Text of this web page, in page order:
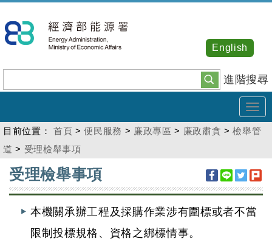
到
主
內
容
進階搜尋
English
目前位置： 首頁 >便民服務 > 廉政專區 > 廉政肅貪 >檢舉管
道 > 受理檢舉事項
:::
受理檢舉事項
本機關承辦工程及採購作業涉有圍標或者不當
限制投標規格、資格之綁標情事。